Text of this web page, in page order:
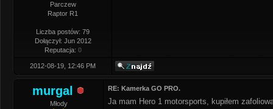
Parczew
Raptor R1
Liczba postów: 79
Dołączył: Jun 2012
Reputacja: 0
2012-08-19, 12:46 PM
murgal
Młody
RE: Kamerka GO PRO.
Ja mam Hero 1 motorsports, kupiłem